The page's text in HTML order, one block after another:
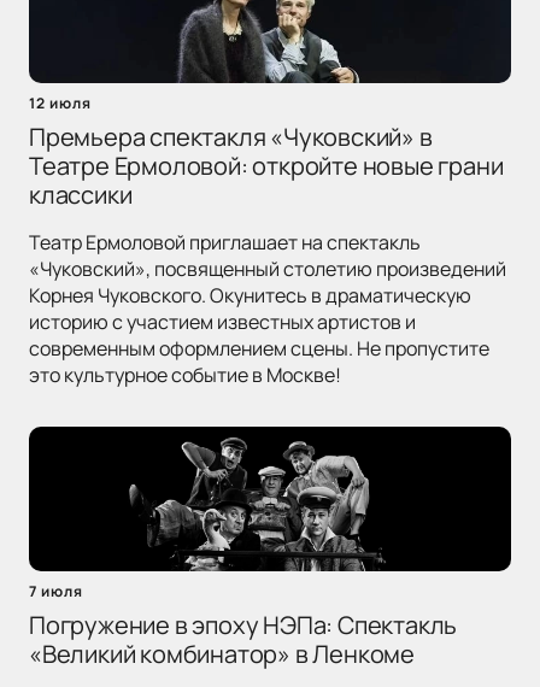
12 июля
Премьера спектакля «Чуковский» в
Театре Ермоловой: откройте новые грани
классики
Театр Ермоловой приглашает на спектакль
«Чуковский», посвященный столетию произведений
Корнея Чуковского. Окунитесь в драматическую
историю с участием известных артистов и
современным оформлением сцены. Не пропустите
это культурное событие в Москве!
7 июля
Погружение в эпоху НЭПа: Спектакль
«Великий комбинатор» в Ленкоме